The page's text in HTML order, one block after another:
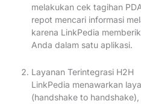
melakukan cek tagihan
repot mencari informasi
karena LinkPedia
Anda dalam satu aplikasi.
Layanan Terintegrasi H2H
LinkPedia menawarkan
(handshake to